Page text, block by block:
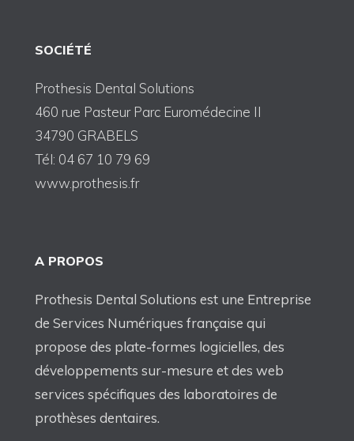
SOCIÉTÉ
Prothesis Dental Solutions
460 rue Pasteur Parc Euromédecine II
34790 GRABELS
Tél: 04 67 10 79 69
www.prothesis.fr
A PROPOS
Prothesis Dental Solutions est une Entreprise
de Services Numériques française qui
propose des plate-formes logicielles, des
développements sur-mesure et des web
services spécifiques des laboratoires de
prothèses dentaires.